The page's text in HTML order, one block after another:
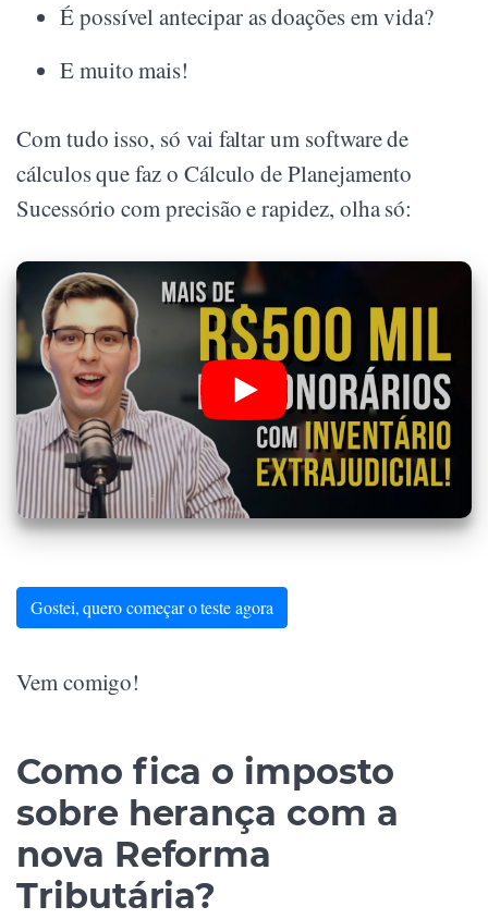
É possível antecipar as doações em vida?
E muito mais!
Com tudo isso, só vai faltar um software de
cálculos que faz o Cálculo de Planejamento
Sucessório com precisão e rapidez, olha só:
Gostei, quero começar o teste agora
Vem comigo!
Como fica o imposto
sobre herança com a
nova Reforma
Tributária?